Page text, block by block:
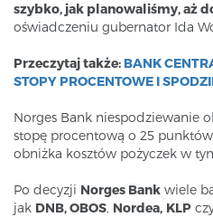
szybko, jak planowaliśmy, aż
oświadczeniu gubernator Ida
Przeczytaj także: BANK
STOPY PROCENTOWE I
Norges Bank niespodziewanie
stopę procentową o 25
obniżka kosztów pożyczek w
Po decyzji Norges Bank wiele
jak DNB, OBOS, Nordea, KLP